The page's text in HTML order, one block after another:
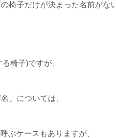
椅子だけが決まった名前がな
椅子)ですが、
」については、
ぶケースもありますが、